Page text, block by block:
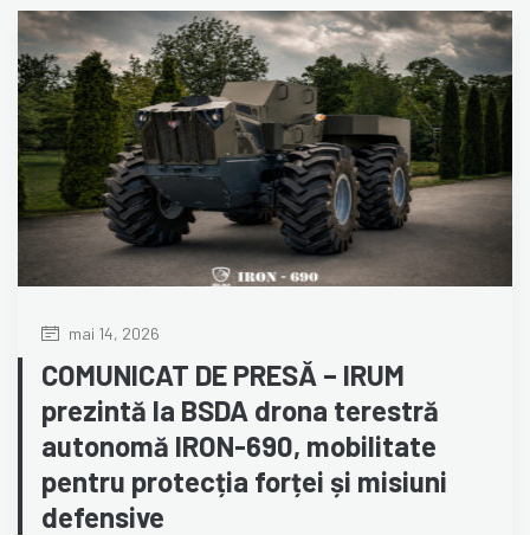
mai 14, 2026
COMUNICAT DE PRESĂ – IRUM
prezintă la BSDA drona terestră
autonomă IRON-690, mobilitate
pentru protecția forței și misiuni
defensive